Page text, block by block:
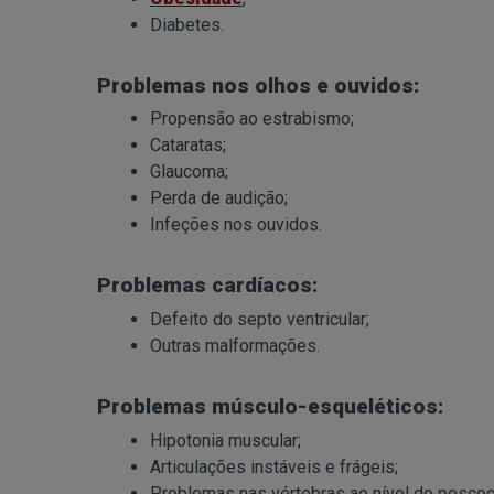
Diabetes.
Problemas nos olhos e ouvidos:
Propensão ao estrabismo;
Cataratas;
Glaucoma;
Perda de audição;
Infeções nos ouvidos.
Problemas cardíacos:
Defeito do septo ventricular;
Outras malformações.
Problemas músculo-esqueléticos:
Hipotonia muscular;
Articulações instáveis e frágeis;